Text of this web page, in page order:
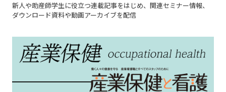
新人や助産師学生に役立つ連載記事をはじめ、関連セミナー情報、
ダウンロード資料や動画アーカイブを配信